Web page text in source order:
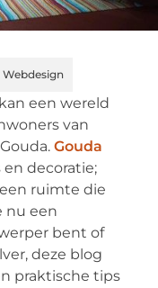
een wereld
van
Gouda
decoratie;
ruimte die
nu een
bent of
deze blog
praktische tips